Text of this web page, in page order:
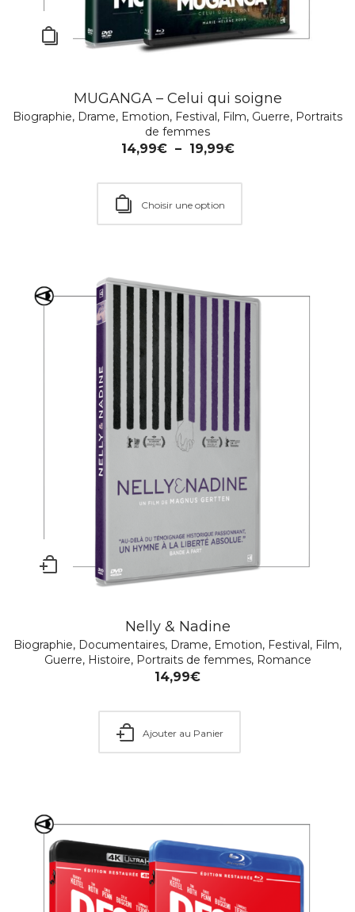
MUGANGA – Celui qui soigne
Biographie, Drame, Emotion, Festival, Film, Guerre, Portraits
de femmes
14,99€ – 19,99€
Choisir une option
Nelly & Nadine
Biographie, Documentaires, Drame, Emotion, Festival, Film,
Guerre, Histoire, Portraits de femmes, Romance
14,99€
Ajouter au Panier